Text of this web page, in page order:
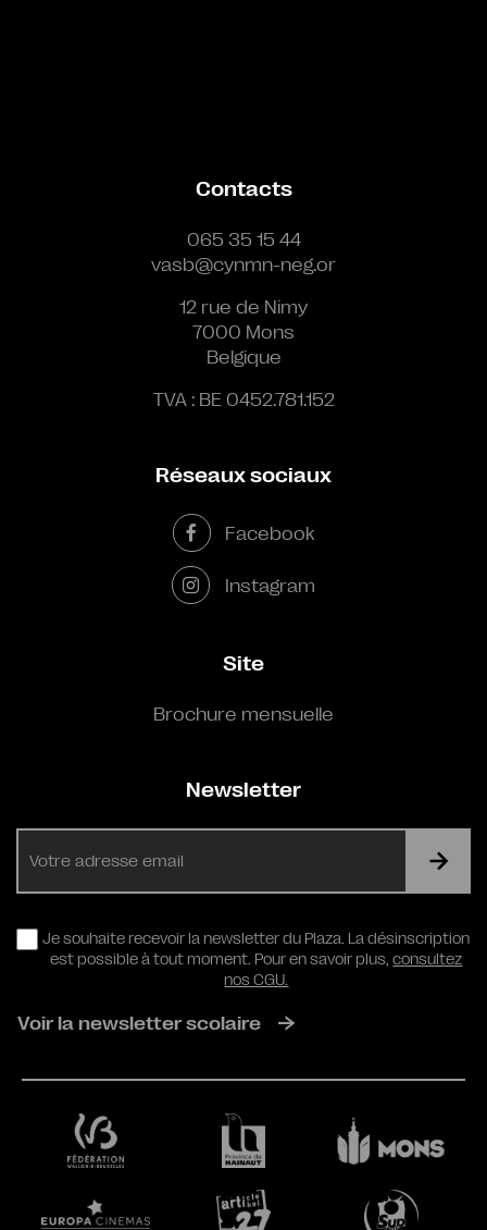
Contacts
065 35 15 44
vasb@cynmn-neg.or
12 rue de Nimy
7000 Mons
Belgique
TVA : BE 0452.781.152
Réseaux sociaux
Facebook
Instagram
Site
Brochure mensuelle
Newsletter
RGPD
Je souhaite recevoir la newsletter du Plaza. La désinscription
est possible à tout moment. Pour en savoir plus,consultez
nos CGU.
Voir la newsletter scolaire